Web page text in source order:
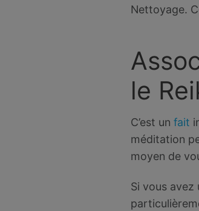
Nettoyage.
le
C’est un fait
méditation
moyen de
Si vous avez